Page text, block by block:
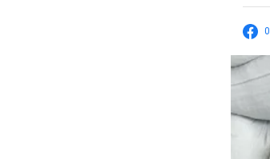
0